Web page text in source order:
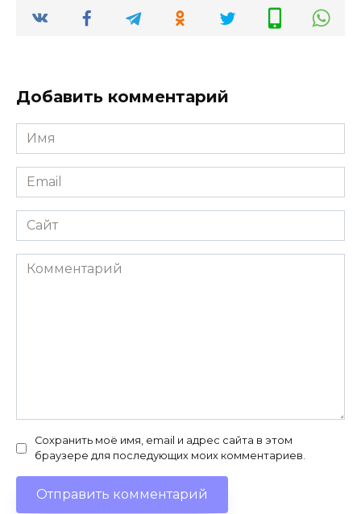
Добавить комментарий
Имя
*
Email
*
Сайт
Комментарий
Сохранить моё имя, email и адрес сайта в этом
браузере для последующих моих комментариев.